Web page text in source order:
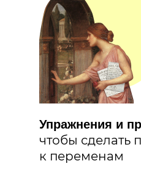
Упражнения и
чтобы сделать
к переменам